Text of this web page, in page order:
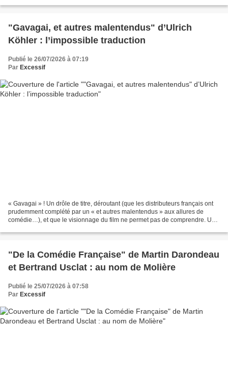
"Gavagai, et autres malentendus" d’Ulrich
Köhler : l’impossible traduction
Publié le 26/07/2026 à 07:19
Par Excessif
« Gavagai » ! Un drôle de titre, déroutant (que les distributeurs français ont
prudemment complété par un « et autres malentendus » aux allures de
comédie…), et que le visionnage du film ne permet pas de comprendre. Un
"De la Comédie Française" de Martin Darondeau
et Bertrand Usclat : au nom de Molière
Publié le 25/07/2026 à 07:58
Par Excessif